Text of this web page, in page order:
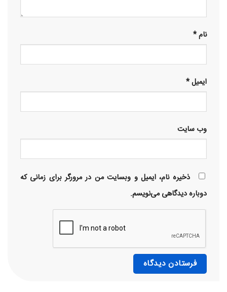
نام*
ایمیل*
وب‌ سایت
ذخیره نام، ایمیل و وبسایت من در مرورگر برای زمانی که
دوباره دیدگاهی می‌نویسم.